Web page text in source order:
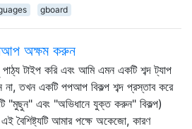
gboard
অক্ষম করুন
টাইপ করি এবং আমি এমন একটি শব্দ ট্যাপ
না, তখন একটি পপআপ বিকল্প শব্দ প্রস্তাব করে
"মুছুন" এবং "অভিধানে যুক্ত করুন" বিকল্প)
বৈশিষ্ট্যটি আমার পক্ষে অকেজো, কারণ